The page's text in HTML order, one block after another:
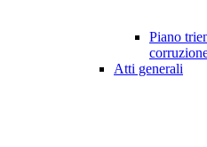
Piano
Atti generali